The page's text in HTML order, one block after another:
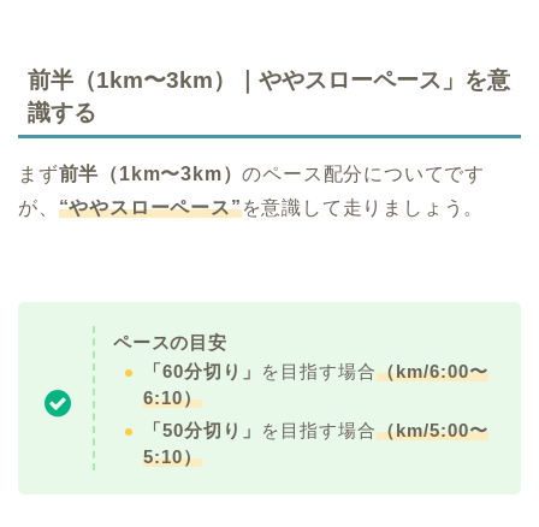
前半（1km〜3km）｜ややスローペース」を意
識する
まず前半（1km〜3km）のペース配分についてです
が、 “ややスローペース”を意識して走りましょう。
ペースの目安
「60分切り」
を目指す場合（km/6:00〜
6:10）
「50分切り」
を目指す場合（km/5:00〜
5:10）